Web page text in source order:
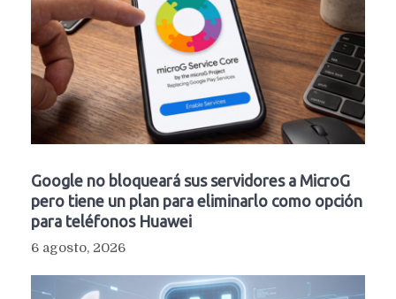
Google no bloqueará sus servidores a MicroG
pero tiene un plan para eliminarlo como opción
para teléfonos Huawei
6 agosto, 2026